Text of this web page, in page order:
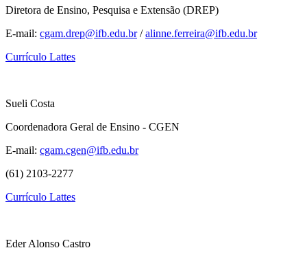
Diretora de Ensino, Pesquisa e Extensão (DREP)
E-mail: cgam.drep@ifb.edu.br/alinne.ferreira@ifb.edu.br
Currículo Lattes
Sueli Costa
Coordenadora Geral de Ensino - CGEN
E-mail: cgam.cgen@ifb.edu.br
(61) 2103-2277
Currículo Lattes
Eder Alonso Castro